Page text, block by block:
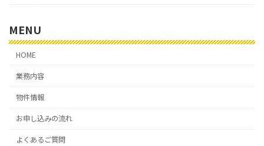
MENU
HOME
業務内容
物件情報
お申し込みの流れ
よくあるご質問